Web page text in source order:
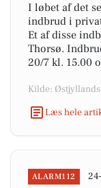
I løbet af det
indbrud i
Et af disse
Thorsø.
20/7 kl. 15.00
Kilde:
Læs hele
ALARM112